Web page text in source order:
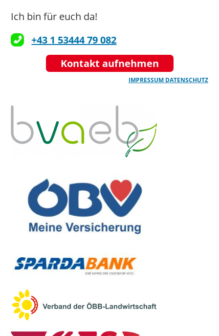
Ich bin für euch da!
+43 1 53444 79 082
Kontakt aufnehmen
IMPRESSUM DATENSCHUTZ